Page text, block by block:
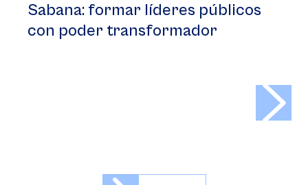
Sabana: formar líderes públicos
con poder transformador